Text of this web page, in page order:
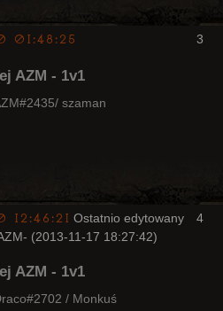
3
01:48:25
AZM - 1v1
szaman
4
12:46:21 Ostatnio edytowany
(2013-11-17 18:27:42)
AZM - 1v1
/ Monkuś